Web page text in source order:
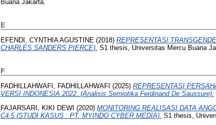
Buana Jakarta.
E
EFENDI, CYNTHIA AGUSTINE (2018) REPRESENTASI
CHARLES SANDERS PIERCE). S1 thesis, Universitas Mercu Buana
F
FADHILLAHWAFI, FADHILLAHWAFI (2025) REPRESENTASI
VERSI INDONESIA 2022. (Analisis Semiotika Ferdinand De Saussure).
FAJARSARI, KIKI DEWI (2020) MONITORING REALISASI DATA
C4.5 (STUDI KASUS : PT. MYINDO CYBER MEDIA). S1 thesis,